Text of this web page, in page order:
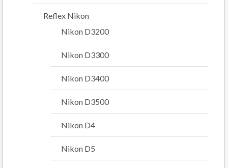
Reflex Nikon
Nikon D3200
Nikon D3300
Nikon D3400
Nikon D3500
Nikon D4
Nikon D5